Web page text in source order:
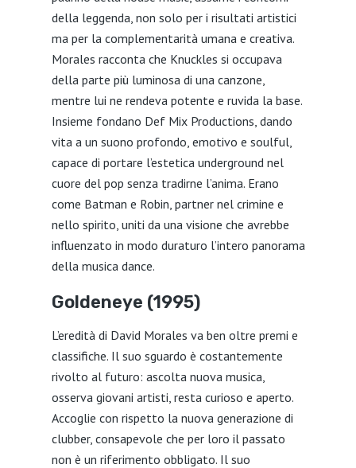
della leggenda, non solo per i risultati artistici
ma per la complementarità umana e creativa.
Morales racconta che Knuckles si occupava
della parte più luminosa di una canzone,
mentre lui ne rendeva potente e ruvida la base.
Insieme fondano Def Mix Productions, dando
vita a un suono profondo, emotivo e soulful,
capace di portare l’estetica underground nel
cuore del pop senza tradirne l’anima. Erano
come Batman e Robin, partner nel crimine e
nello spirito, uniti da una visione che avrebbe
influenzato in modo duraturo l’intero panorama
della musica dance.
Goldeneye (1995)
L’eredità di David Morales va ben oltre premi e
classifiche. Il suo sguardo è costantemente
rivolto al futuro: ascolta nuova musica,
osserva giovani artisti, resta curioso e aperto.
Accoglie con rispetto la nuova generazione di
clubber, consapevole che per loro il passato
non è un riferimento obbligato. Il suo